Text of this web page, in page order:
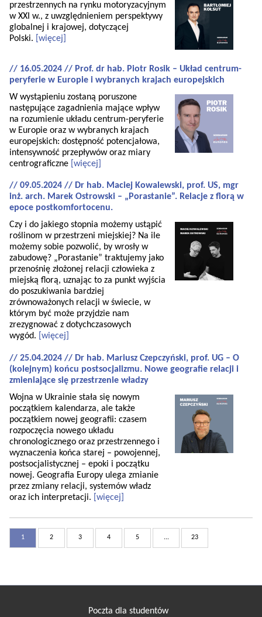
przestrzennych na rynku motoryzacyjnym
w XXI w., z uwzględnieniem perspektywy
globalnej i krajowej, dotyczącej
Polski.
[więcej]
// 16.05.2024 // Prof. dr hab. Piotr Rosik – Układ centrum-
peryferie w Europie i wybranych krajach europejskich
W wystąpieniu zostaną poruszone
następujące zagadnienia mające wpływ
na rozumienie układu centrum-peryferie
w Europie oraz w wybranych krajach
europejskich: dostępność potencjałowa,
intensywność przepływów oraz miary
centrograficzne [więcej]
// 09.05.2024 // Dr hab. Maciej Kowalewski, prof. US, mgr
inż. arch. Marek Ostrowski – „Porastanie”. Relacje z florą w
epoce postkomfortocenu.
Czy i do jakiego stopnia możemy ustąpić
roślinom w przestrzeni miejskiej? Na ile
możemy sobie pozwolić, by wrosły w
zabudowę? „Porastanie” traktujemy jako
przenośnię złożonej relacji człowieka z
miejską florą, uznając to za punkt wyjścia
do poszukiwania bardziej
zrównoważonych relacji w świecie, w
którym być może przyjdzie nam
zrezygnować z dotychczasowych
wygód.
[więcej]
// 25.04.2024 // Dr hab. Mariusz Czepczyński, prof. UG – O
(kolejnym) końcu postsocjalizmu. Nowe geografie relacji i
zmieniające się przestrzenie władzy
Wojna w Ukrainie stała się nowym
początkiem kalendarza, ale także
początkiem nowej geografii: czasem
rozpoczęcia nowego układu
chronologicznego oraz przestrzennego i
wyznaczenia końca starej – powojennej,
postsocjalistycznej – epoki i początku
nowej. Geografia Europy ulega zmianie
przez zmiany relacji, systemów władz
oraz ich interpretacji.
[więcej]
1 2 3 4 5 ... 23
Poczta dla studentów